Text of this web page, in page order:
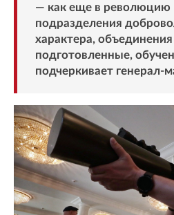
— как еще в революцию
подразделения
характера,
подготовленные,
подчеркивает генерал-